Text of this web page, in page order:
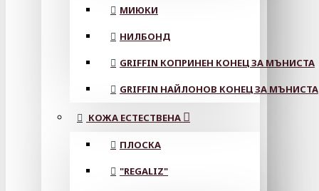
МИЮКИ
НИЛБОНД
GRIFFIN КОПРИНЕН КОНЕЦ ЗА МЪНИСТА
GRIFFIN НАЙЛОНОВ КОНЕЦ ЗА МЪНИСТА
КОЖА ЕСТЕСТВЕНА
ПЛОСКА
"REGALIZ"